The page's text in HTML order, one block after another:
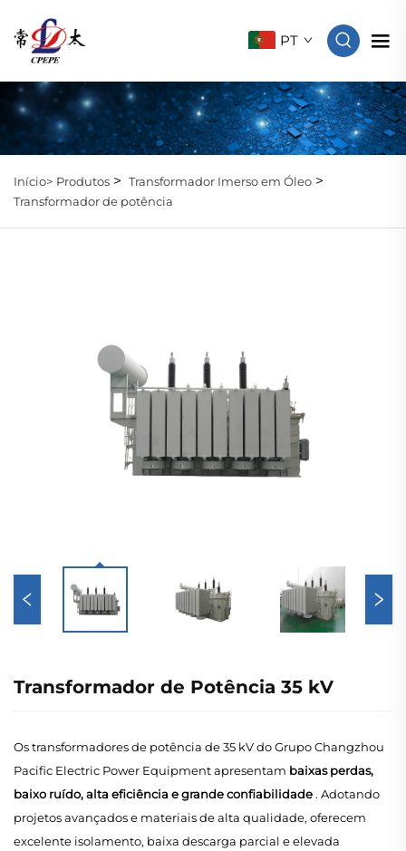
PT
Início> Produtos > Transformador Imerso em Óleo >
Transformador de potência
Transformador de Potência 35 kV
Os transformadores de potência de 35 kV do Grupo Changzhou
Pacific Electric Power Equipment apresentam baixas perdas,
baixo ruído, alta eficiência e grande confiabilidade . Adotando
projetos avançados e materiais de alta qualidade, oferecem
excelente isolamento, baixa descarga parcial e elevada